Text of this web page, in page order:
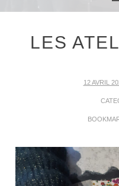
LES
12 AVRIL